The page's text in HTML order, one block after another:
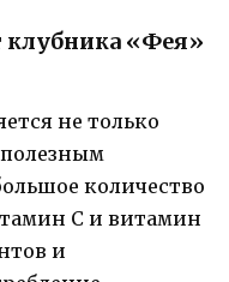
клубника «Фея»
не только
количество
С и витамин
и